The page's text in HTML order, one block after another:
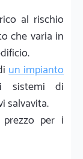
al rischio
che varia in
un impianto
i sistemi di
salvavita.
per i